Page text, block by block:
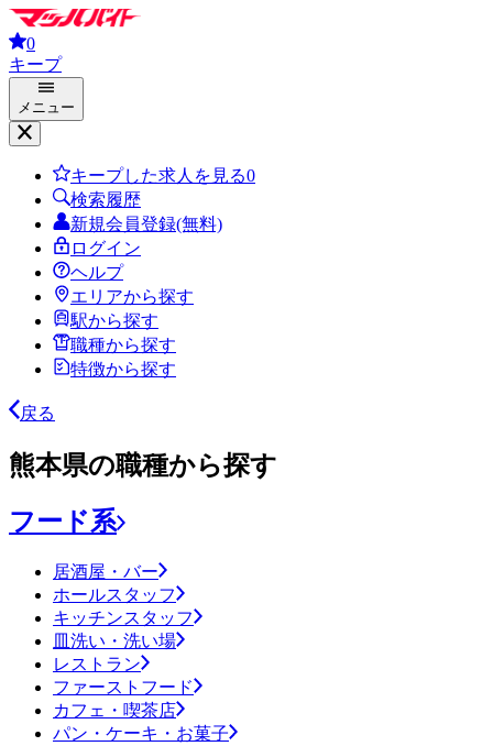
0
キープ
メニュー
キープした求人を見る0
検索履歴
新規会員登録(無料)
ログイン
ヘルプ
エリアから探す
駅から探す
職種から探す
特徴から探す
戻る
熊本県の職種から探す
フード系
居酒屋・バー
ホールスタッフ
キッチンスタッフ
皿洗い・洗い場
レストラン
ファーストフード
カフェ・喫茶店
パン・ケーキ・お菓子